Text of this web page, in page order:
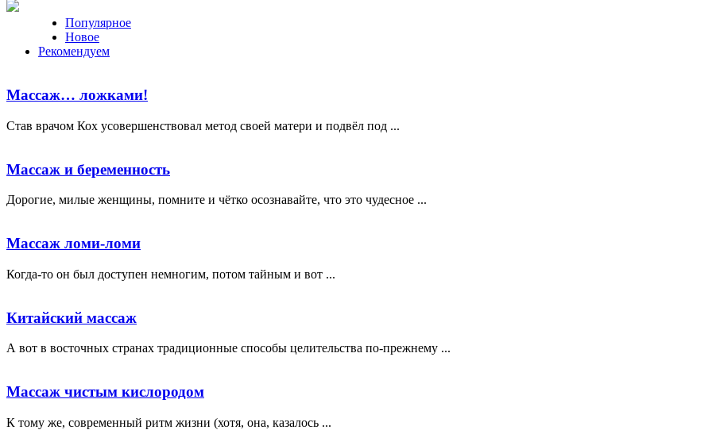
Популярное
Новое
Рекомендуем
Массаж… ложками!
Став врачом Кох усовершенствовал метод своей матери и подвёл под ...
Массаж и беременность
Дорогие, милые женщины, помните и чётко осознавайте, что это чудесное ...
Массаж ломи-ломи
Когда-то он был доступен немногим, потом тайным и вот ...
Китайский массаж
А вот в восточных странах традиционные способы целительства по-прежнему ...
Массаж чистым кислородом
К тому же, современный ритм жизни (хотя, она, казалось ...